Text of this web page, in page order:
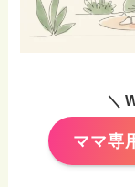
＼
ママ専